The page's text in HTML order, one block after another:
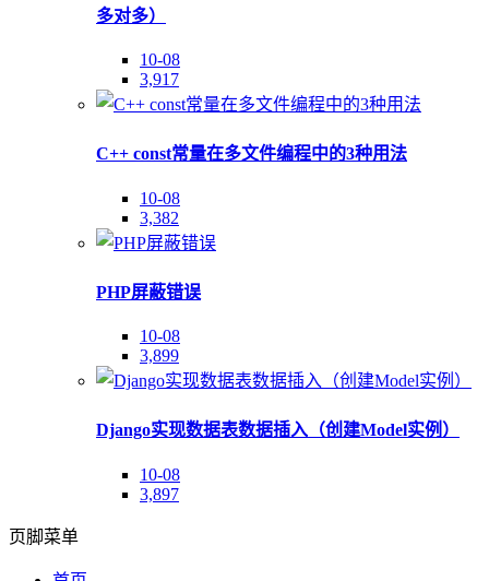
多对多）
10-08
3,917
C++ const常量在多文件编程中的3种用法
10-08
3,382
PHP屏蔽错误
10-08
3,899
Django实现数据表数据插入（创建Model实例）
10-08
3,897
页脚菜单